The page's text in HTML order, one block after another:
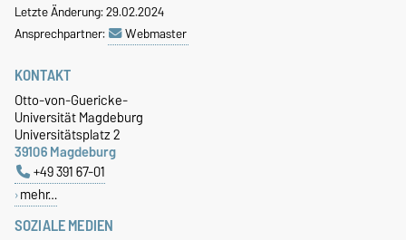
Letzte Änderung: 29.02.2024
Ansprechpartner:
Webmaster
SOZIALE MEDIEN
KONTAKT
Otto-von-Guericke-
Universität Magdeburg
Universitätsplatz 2
39106 Magdeburg
+49 391 67-01
mehr…